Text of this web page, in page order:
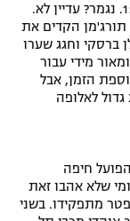
נגיעת יד שטותית של לירן סרדל ברחבה וזה 1:3. נגמר? עדיין לא.
בדקה ה-74, כשאלון תורג'מן הקדים את
ברסקי וחגג שערו
מידי עבור
הזמן, אבל
שער של בן בסט נפסל בצדק בשל נבדל וזה 2:3 גדול לאלופה
חיפה
שלא אהבו זאת
מתפקידו. בשני